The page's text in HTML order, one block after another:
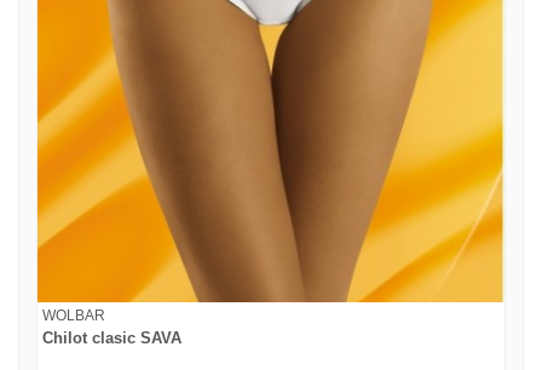
WOLBAR
Chilot clasic SAVA